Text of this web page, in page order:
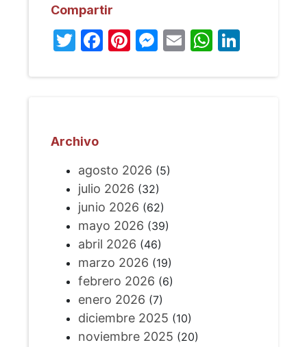
Compartir
Twitter
Facebook
Pinterest
Messenger
Email
Archivo
agosto 2026 (5)
julio 2026 (32)
junio 2026 (62)
mayo 2026 (39)
abril 2026 (46)
marzo 2026 (19)
febrero 2026 (6)
enero 2026 (7)
diciembre 2025 (10)
noviembre 2025 (20)